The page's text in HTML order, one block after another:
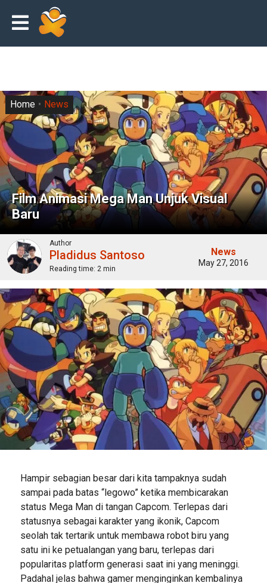
Film Animasi Mega Man Unjuk Visual
Baru
Home News
Author
Pladidus Santoso
Reading time: 2 min
News
May 27, 2016
Hampir sebagian besar dari kita tampaknya sudah
sampai pada batas “legowo” ketika membicarakan
status Mega Man di tangan Capcom. Terlepas dari
statusnya sebagai karakter yang ikonik, Capcom
seolah tak tertarik untuk membawa robot biru yang
satu ini ke petualangan yang baru, terlepas dari
popularitas platform generasi saat ini yang meninggi.
Padahal jelas bahwa gamer menginginkan kembalinya